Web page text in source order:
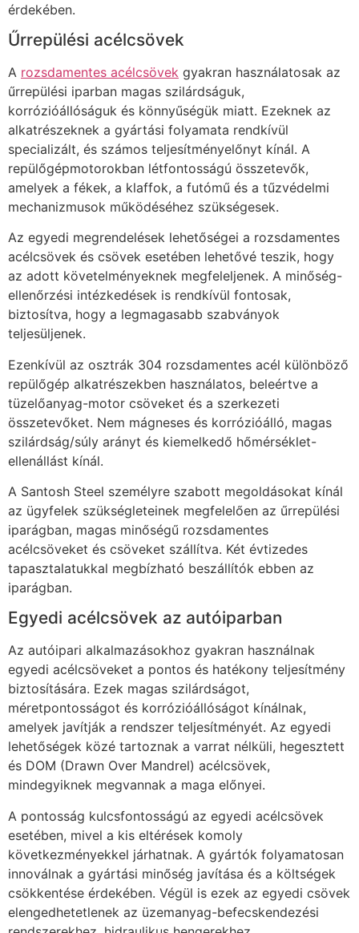
érdekében.
Űrrepülési acélcsövek
A rozsdamentes acélcsövek gyakran használatosak az
űrrepülési iparban magas szilárdságuk,
korrózióállóságuk és könnyűségük miatt. Ezeknek az
alkatrészeknek a gyártási folyamata rendkívül
specializált, és számos teljesítményelőnyt kínál. A
repülőgépmotorokban létfontosságú összetevők,
amelyek a fékek, a klaffok, a futómű és a tűzvédelmi
mechanizmusok működéséhez szükségesek.
Az egyedi megrendelések lehetőségei a rozsdamentes
acélcsövek és csövek esetében lehetővé teszik, hogy
az adott követelményeknek megfeleljenek. A minőség-
ellenőrzési intézkedések is rendkívül fontosak,
biztosítva, hogy a legmagasabb szabványok
teljesüljenek.
Ezenkívül az osztrák 304 rozsdamentes acél különböző
repülőgép alkatrészekben használatos, beleértve a
tüzelőanyag-motor csöveket és a szerkezeti
összetevőket. Nem mágneses és korrózióálló, magas
szilárdság/súly arányt és kiemelkedő hőmérséklet-
ellenállást kínál.
A Santosh Steel személyre szabott megoldásokat kínál
az ügyfelek szükségleteinek megfelelően az űrrepülési
iparágban, magas minőségű rozsdamentes
acélcsöveket és csöveket szállítva. Két évtizedes
tapasztalatukkal megbízható beszállítók ebben az
iparágban.
Egyedi acélcsövek az autóiparban
Az autóipari alkalmazásokhoz gyakran használnak
egyedi acélcsöveket a pontos és hatékony teljesítmény
biztosítására. Ezek magas szilárdságot,
méretpontosságot és korrózióállóságot kínálnak,
amelyek javítják a rendszer teljesítményét. Az egyedi
lehetőségek közé tartoznak a varrat nélküli, hegesztett
és DOM (Drawn Over Mandrel) acélcsövek,
mindegyiknek megvannak a maga előnyei.
A pontosság kulcsfontosságú az egyedi acélcsövek
esetében, mivel a kis eltérések komoly
következményekkel járhatnak. A gyártók folyamatosan
innoválnak a gyártási minőség javítása és a költségek
csökkentése érdekében. Végül is ezek az egyedi csövek
elengedhetetlenek az üzemanyag-befecskendezési